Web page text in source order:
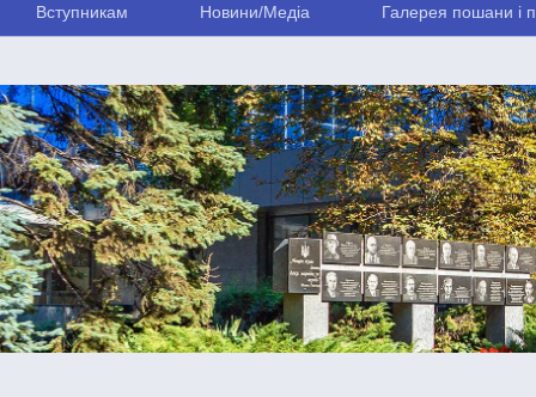
Вступникам Новини/Медіа Галерея пошани і